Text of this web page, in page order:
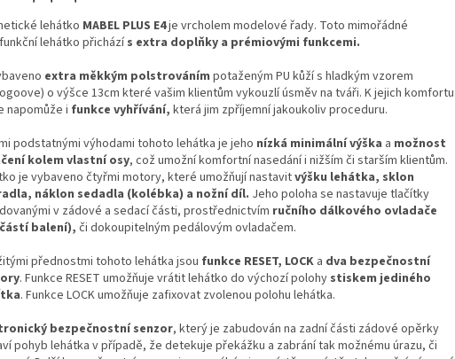
lehátko MABEL PLUS E4je vrcholem modelové řady. Toto mimořádné
lehátko přicházís extra doplňky a prémiovými funkcemi.
extra měkkým polstrováním potaženým PU kůží s hladkým vzorem
o výšce 13cm které vašim klientům vykouzlí úsměv na tváři. K jejich komfortu
napomůže i funkce vyhřívání, která jim zpříjemní jakoukoliv proceduru.
podstatnými výhodami tohoto lehátka je jeho nízká minimální výška a možnost
kolem vlastní osy, což umožní komfortní nasedání i nižším či starším klientům.
je vybaveno čtyřmi motory, které umožňují nastavitvýšku lehátka, sklon
náklon sedadla (kolébka) a nožní díl. Jeho poloha se nastavuje tlačítky
v zádové a sedací části, prostřednictvím ručního dálkového ovladače
balení), či dokoupitelným pedálovým ovladačem.
přednostmi tohoto lehátka jsou funkce RESET, LOCK a dva bezpečnostní
. Funkce RESET umožňuje vrátit lehátko do výchozí polohy stiskem jediného
. Funkce LOCK umožňuje zafixovat zvolenou polohu lehátka.
bezpečnostní senzor, který je zabudován na zadní části zádové opěrky
pohyb lehátka v případě, že detekuje překážku a zabrání tak možnému úrazu, či